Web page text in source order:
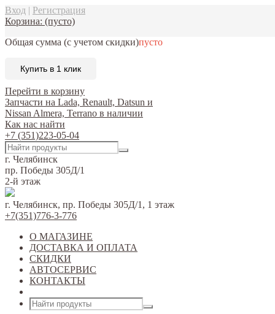
Вход | Регистрация
Корзина: (пусто)
Общая сумма (с учетом скидки)пусто
Купить в 1 клик
Перейти в корзину
Запчасти на Lada, Renault, Datsun и
Nissan Almera, Terrano в наличии
Как нас найти
+7 (351)223-05-04
г. Челябинск
пр. Победы 305Д/1
2-й этаж
г. Челябинск, пр. Победы 305Д/1, 1 этаж
+7(351)776-3-776
О МАГАЗИНЕ
ДОСТАВКА И ОПЛАТА
СКИДКИ
АВТОСЕРВИС
КОНТАКТЫ